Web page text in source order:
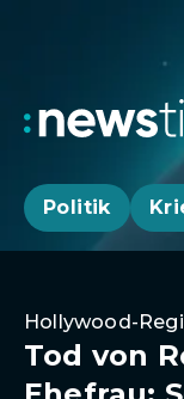
Politik
Hollywood-
Tod von